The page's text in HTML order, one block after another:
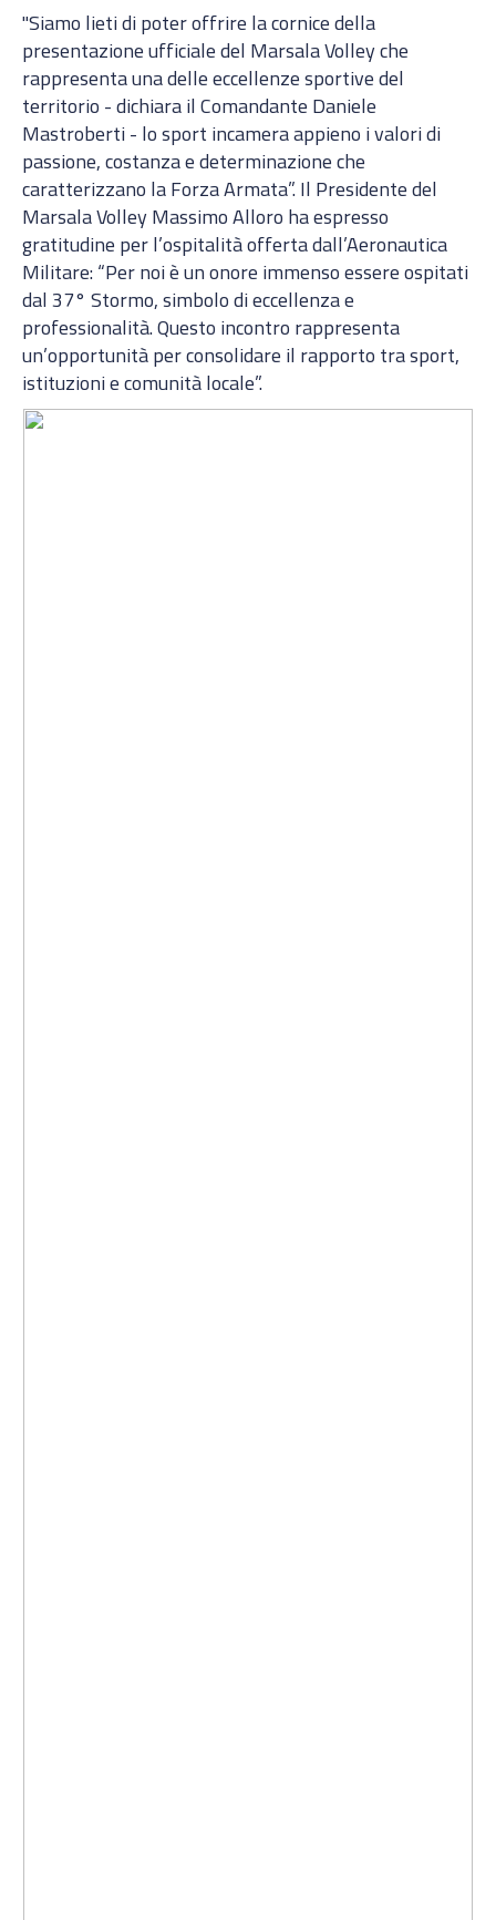
"Siamo lieti di poter offrire la cornice della
presentazione ufficiale del Marsala Volley che
rappresenta una delle eccellenze sportive del
territorio - dichiara il Comandante Daniele
Mastroberti - lo sport incamera appieno i valori di
passione, costanza e determinazione che
caratterizzano la Forza Armata”. Il Presidente del
Marsala Volley Massimo Alloro ha espresso
gratitudine per l’ospitalità offerta dall’Aeronautica
Militare: “Per noi è un onore immenso essere ospitati
dal 37° Stormo, simbolo di eccellenza e
professionalità. Questo incontro rappresenta
un’opportunità per consolidare il rapporto tra sport,
istituzioni e comunità locale”.